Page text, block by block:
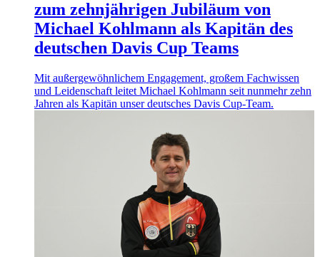
zum zehnjährigen Jubiläum von
Michael Kohlmann als Kapitän des
deutschen Davis Cup Teams
Mit außergewöhnlichem Engagement, großem Fachwissen
und Leidenschaft leitet Michael Kohlmann seit nunmehr zehn
Jahren als Kapitän unser deutsches Davis Cup-Team.